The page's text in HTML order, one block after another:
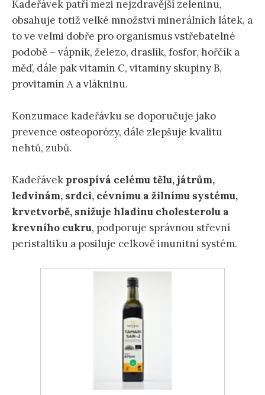
Kadeřávek patří mezi nejzdravější zeleninu,
obsahuje totiž velké množství minerálních látek, a
to ve velmi dobře pro organismus vstřebatelné
podobě – vápník, železo, draslík, fosfor, hořčík a
měď, dále pak vitamín C, vitaminy skupiny B,
provitamín A a vlákninu.
Konzumace kadeřávku se doporučuje jako
prevence osteoporózy, dále zlepšuje kvalitu
nehtů, zubů.
Kadeřávek prospívá celému tělu, játrům,
ledvinám, srdci, cévnímu a žilnímu systému,
krvetvorbě, snižuje hladinu cholesterolu a
krevního cukru, podporuje správnou střevní
peristaltiku a posiluje celkově imunitní systém.